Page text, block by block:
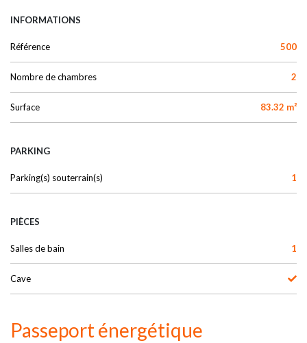
INFORMATIONS
Référence 500
Nombre de chambres 2
Surface 83.32 m²
PARKING
Parking(s) souterrain(s) 1
PIÈCES
Salles de bain 1
Cave
Passeport énergétique